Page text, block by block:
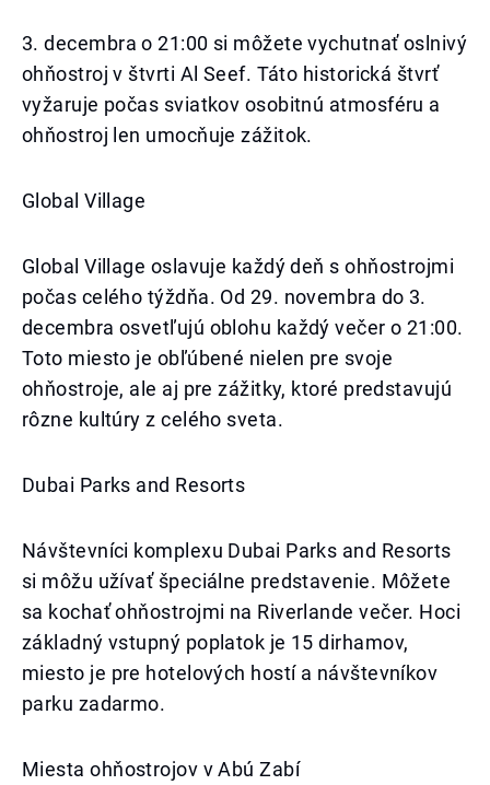
3. decembra o 21:00 si môžete vychutnať oslnivý
ohňostroj v štvrti Al Seef. Táto historická štvrť
vyžaruje počas sviatkov osobitnú atmosféru a
ohňostroj len umocňuje zážitok.
Global Village
Global Village oslavuje každý deň s ohňostrojmi
počas celého týždňa. Od 29. novembra do 3.
decembra osvetľujú oblohu každý večer o 21:00.
Toto miesto je obľúbené nielen pre svoje
ohňostroje, ale aj pre zážitky, ktoré predstavujú
rôzne kultúry z celého sveta.
Dubai Parks and Resorts
Návštevníci komplexu Dubai Parks and Resorts
si môžu užívať špeciálne predstavenie. Môžete
sa kochať ohňostrojmi na Riverlande večer. Hoci
základný vstupný poplatok je 15 dirhamov,
miesto je pre hotelových hostí a návštevníkov
parku zadarmo.
Miesta ohňostrojov v Abú Zabí